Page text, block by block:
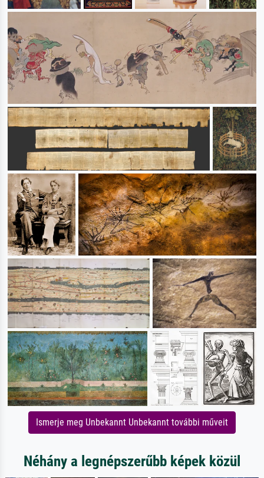
Ismerje meg Unbekannt Unbekannt további műveit
Néhány a legnépszerűbb képek közül